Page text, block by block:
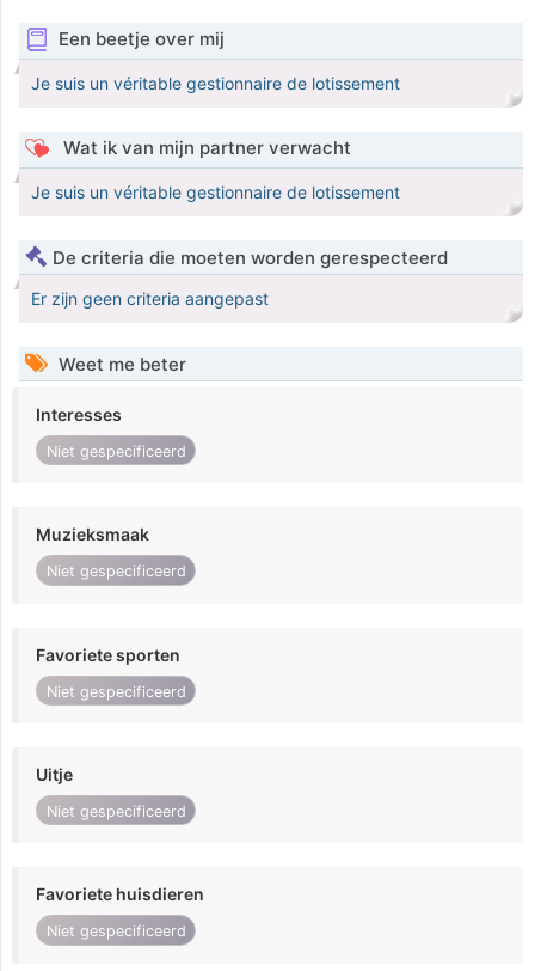
Een beetje over mij
Je suis un véritable gestionnaire de lotissement
Wat ik van mijn partner verwacht
Je suis un véritable gestionnaire de lotissement
De criteria die moeten worden gerespecteerd
Er zijn geen criteria aangepast
Weet me beter
Interesses
Niet gespecificeerd
Muzieksmaak
Niet gespecificeerd
Favoriete sporten
Niet gespecificeerd
Uitje
Niet gespecificeerd
Favoriete huisdieren
Niet gespecificeerd